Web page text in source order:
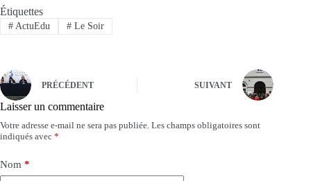
Étiquettes
#ActuEdu #Le Soir
PRÉCÉDENT SUIVANT
Laisser un commentaire
Votre adresse e-mail ne sera pas publiée. Les champs obligatoires sont
indiqués avec *
Nom *